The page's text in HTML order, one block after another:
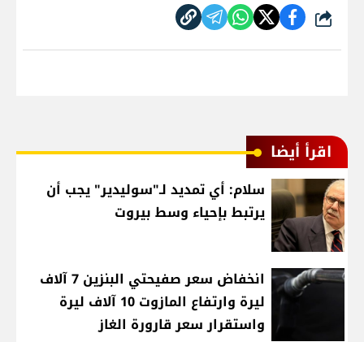
شارك
اقرأ أيضا
سلام: أي تمديد لـ"سوليدير" يجب أن
يرتبط بإحياء وسط بيروت
انخفاض سعر صفيحتي البنزين 7 آلاف
ليرة وارتفاع المازوت 10 آلاف ليرة
واستقرار سعر قارورة الغاز